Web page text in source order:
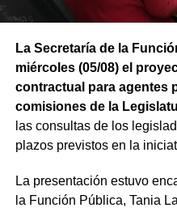
trabajando para que los
beneficios de estas
Weretilneck estuvo
Desarrollo Económico y
Salud, Demetrio
Sánchez, junto al director
Provincial de Coordinación
Los proyectos
La Secretaría de la
miércoles (05/08) el
contractual para agentes
comisiones de la
las consultas de los
plazos previstos en la
La presentación estuvo
la Función Pública, Tania